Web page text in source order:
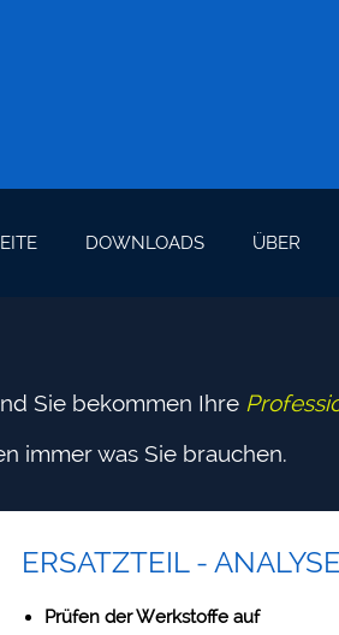
DOWNLOADS ÜBER
Sie bekommen Ihre
immer was Sie brauchen.
ERSATZTEIL - ANALYSE
Prüfen der Werkstoffe auf